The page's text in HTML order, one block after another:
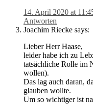
14. April 2020 at
Antworten
Joachim Riecke says:
Lieber Herr Haase,
leider habe ich zu
tatsächliche Rolle im
wollen).
Das lag auch daran,
glauben wollte.
Um so wichtiger ist